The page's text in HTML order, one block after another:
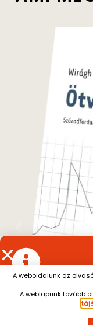
Ötvenegy
Július 13. és
szünetel.
A
augusztus 10.
A weboldalunk az
A weblapunk tovább